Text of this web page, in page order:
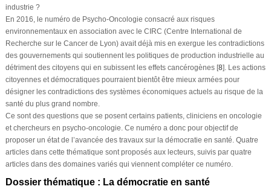
industrie ?
En 2016, le numéro de Psycho-Oncologie consacré aux risques
environnementaux en association avec le CIRC (Centre International de
Recherche sur le Cancer de Lyon) avait déjà mis en exergue les contradictions
des gouvernements qui soutiennent les politiques de production industrielle au
détriment des citoyens qui en subissent les effets cancérogènes [8]. Les actions
citoyennes et démocratiques pourraient bientôt être mieux armées pour
désigner les contradictions des systèmes économiques actuels au risque de la
santé du plus grand nombre.
Ce sont des questions que se posent certains patients, cliniciens en oncologie
et chercheurs en psycho-oncologie. Ce numéro a donc pour objectif de
proposer un état de l’avancée des travaux sur la démocratie en santé. Quatre
articles dans cette thématique sont proposés aux lecteurs, suivis par quatre
articles dans des domaines variés qui viennent compléter ce numéro.
Dossier thématique : La démocratie en santé